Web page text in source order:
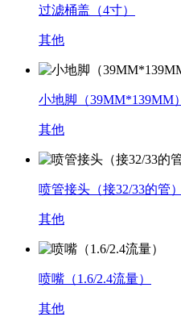
过滤桶盖（4寸）
其他
小地脚（39MM*139MM）
其他
喷管接头（接32/33的管）
其他
喷嘴（1.6/2.4流量）
其他